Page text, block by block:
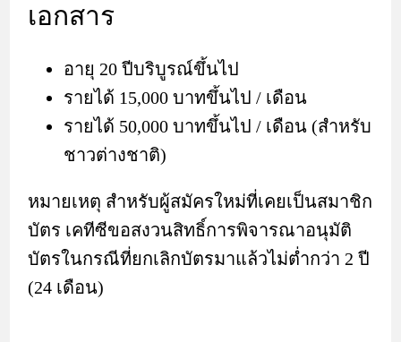
เอกสาร
อายุ 20 ปีบริบูรณ์ขึ้นไป
รายได้ 15,000 บาทขึ้นไป / เดือน
รายได้ 50,000 บาทขึ้นไป / เดือน (สำหรับ
ชาวต่างชาติ)
หมายเหตุ สำหรับผู้สมัครใหม่ที่เคยเป็นสมาชิก
บัตร เคทีซีขอสงวนสิทธิ์การพิจารณาอนุมัติ
บัตรในกรณีที่ยกเลิกบัตรมาแล้วไม่ต่ำกว่า 2 ปี
(24 เดือน)